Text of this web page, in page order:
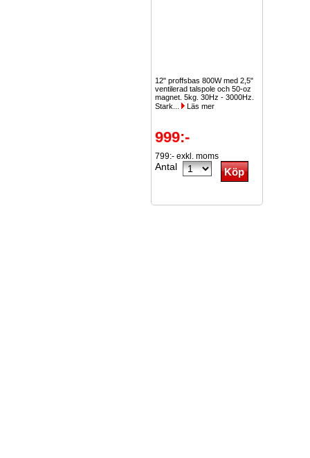
12" proffsbas 800W med 2,5"
ventilerad talspole och 50-oz
magnet. 5kg. 30Hz - 3000Hz.
Stark...
Läs mer
999:-
799:- exkl. moms
Antal